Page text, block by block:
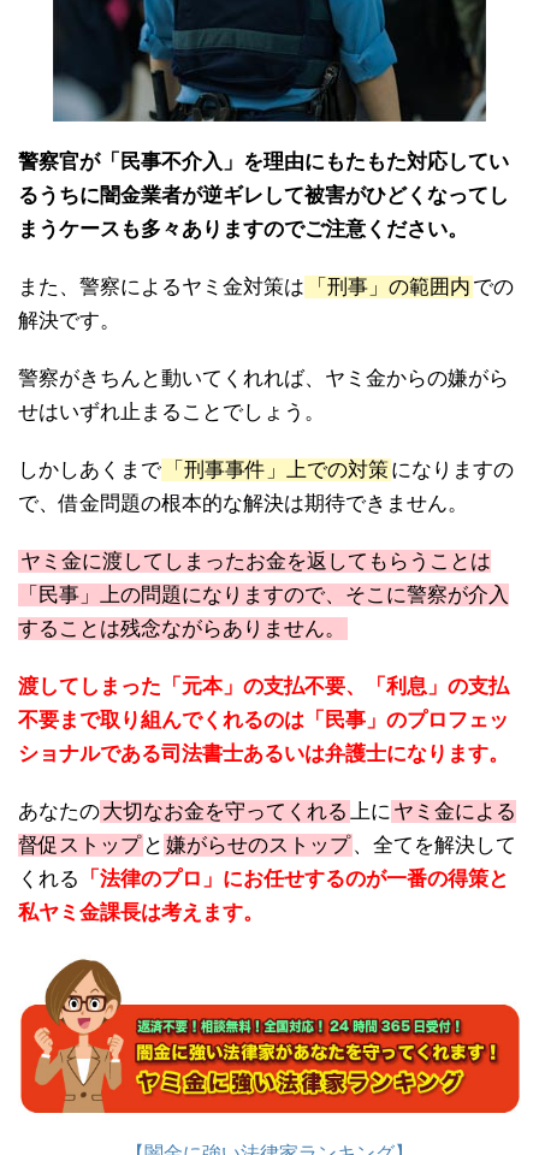
警察官が「民事不介入」を理由にもたもた対応してい
るうちに闇金業者が逆ギレして被害がひどくなってし
まうケースも多々ありますのでご注意ください。
また、警察によるヤミ金対策は 「刑事」の範囲内 での
解決です。
警察がきちんと動いてくれれば、ヤミ金からの嫌がら
せはいずれ止まることでしょう。
しかしあくまで 「刑事事件」上での対策 になりますの
で、借金問題の根本的な解決は期待できません。
ヤミ金に渡してしまったお金を返してもらうことは
「民事」上の問題になりますので、そこに警察が介入
することは残念ながらありません。
渡してしまった「元本」の支払不要、「利息」の支払
不要まで取り組んでくれるのは「民事」のプロフェッ
ショナルである司法書士あるいは弁護士になります。
あなたの大切なお金を守ってくれる 上に ヤミ金による
督促ストップ と 嫌がらせのストップ 、全てを解決して
くれる
「法律のプロ」にお任せするのが一番の得策と
私ヤミ金課長は考えます。